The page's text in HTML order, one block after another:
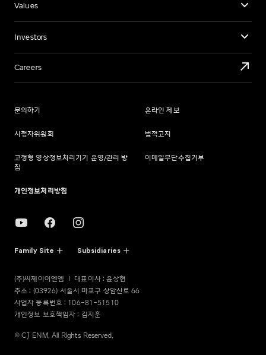
Values
Investors
Careers
문의하기 온라인 제보
시청자위원회 법적고지
고정형 영상정보처리기기 운영/관리 방
침
이메일무단수집거부
개인정보처리방침
Family Site Subsidiaries
(주)씨제이이엔엠
대표이사 : 윤상현
주소 : (03926) 서울시 마포구 상암산로 66
사업자 등록번호 : 106-81-51510
개인정보 보호책임자 : 김지훈
© CJ ENM. All Rights Reserved.